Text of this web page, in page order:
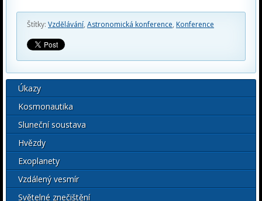
Štítky: Vzdělávání, Astronomická konference, Konference
Úkazy
Kosmonautika
Sluneční soustava
Hvězdy
Exoplanety
Vzdálený vesmír
Světelné znečištění